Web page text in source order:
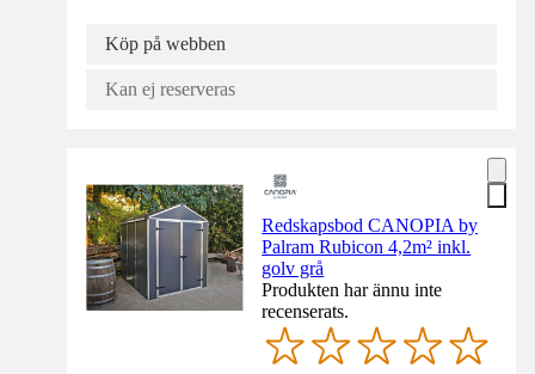
Köp på webben
Kan ej reserveras
Redskapsbod CANOPIA by
Palram Rubicon 4,2m² inkl.
golv grå
Produkten har ännu inte
recenserats.